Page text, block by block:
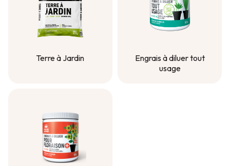
Terre à Jardin
Engrais à diluer tout
usage